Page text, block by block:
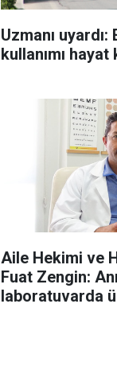
Uzmanı
kullanımı hayat
Aile Hekimi ve
Fuat Zengin: Anne sütü hiçbir
laboratuvarda